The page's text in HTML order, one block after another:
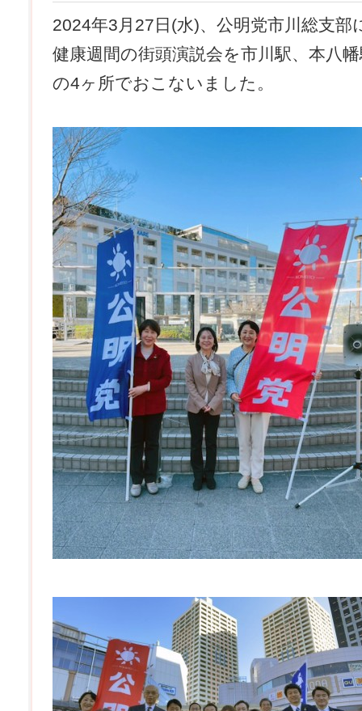
2024年3月27日(水)、公明党市川総支部
健康週間の街頭演説会を市川駅、本八
の4ヶ所でおこないました。